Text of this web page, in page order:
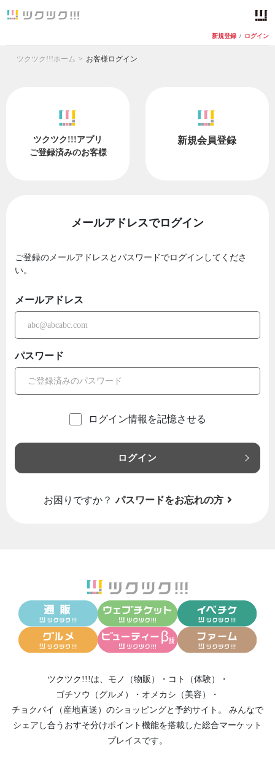
新規登録 / ログイン
ツクツク!!!ホーム お客様ログイン
ツクツク!!!アプリ
ご登録済みのお客様
新規会員登録
メールアドレスでログイン
ご登録のメールアドレスとパスワードでログインしてくださ
い。
メールアドレス
パスワード
ログイン情報を記憶させる
ログイン
お困りですか？ パスワードをお忘れの方
ツクツク!!!は、 モノ（物販） ・ コト（体験）
・
ゴチソウ（グルメ）
・ オメカシ（美容）
・
チョクバイ（産地直送） のショッピングと予約サイト。
みんなで
シェアし合う おすそ分けポイント機能を搭載した総合マーケット
プレイスです。